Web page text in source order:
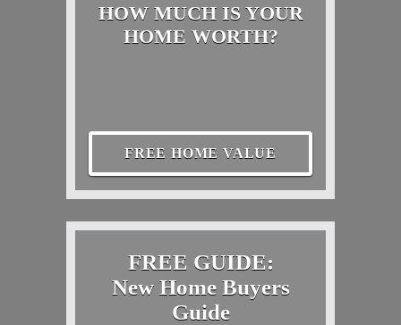
HOW MUCH IS YOUR
HOME WORTH?
FREE HOME VALUE
FREE GUIDE:
New Home Buyers
Guide